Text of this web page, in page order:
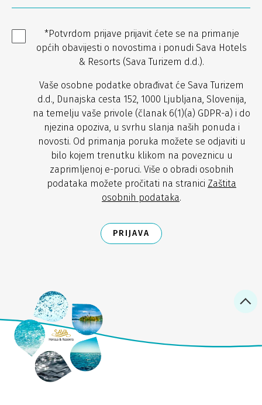
*Potvrdom prijave prijavit ćete se na primanje
općih obavijesti o novostima i ponudi Sava Hotels
& Resorts (Sava Turizem d.d.).
Vaše osobne podatke obrađivat će Sava Turizem
d.d., Dunajska cesta 152, 1000 Ljubljana, Slovenija,
na temelju vaše privole (članak 6(1)(a) GDPR-a) i do
njezina opoziva, u svrhu slanja naših ponuda i
novosti. Od primanja poruka možete se odjaviti u
bilo kojem trenutku klikom na poveznicu u
zaprimljenoj e-poruci. Više o obradi osobnih
podataka možete pročitati na stranici Zaštita
osobnih podataka.
PRIJAVA